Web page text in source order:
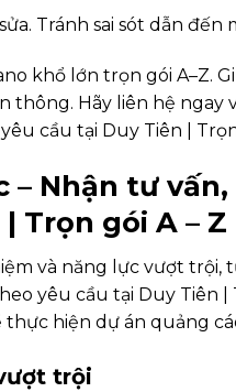
Tránh sai sót dẫn đến
khổ lớn trọn gói A–Z.
thông. Hãy liên hệ ngay
cầu tại Duy Tiên | Trọn
– Nhận tư
Trọn gói A – Z
và năng lực vượt
yêu cầu tại Duy Tiên |
hiện dự án quảng
trội